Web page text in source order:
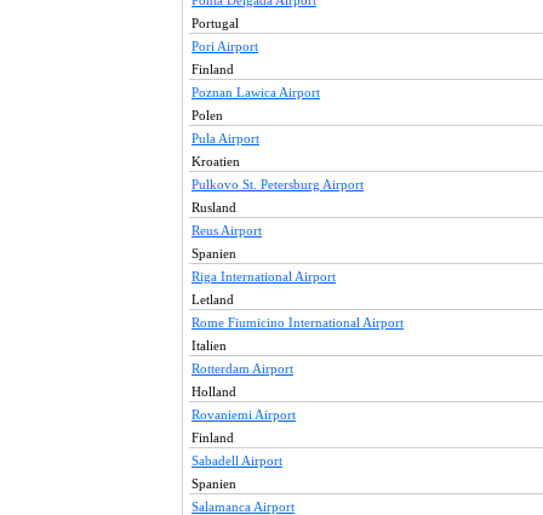
Portugal
Pori Airport
Finland
Poznan Lawica Airport
Polen
Pula Airport
Kroatien
Pulkovo St. Petersburg Airport
Rusland
Reus Airport
Spanien
Riga International Airport
Letland
Rome Fiumicino International Airport
Italien
Rotterdam Airport
Holland
Rovaniemi Airport
Finland
Sabadell Airport
Spanien
Salamanca Airport